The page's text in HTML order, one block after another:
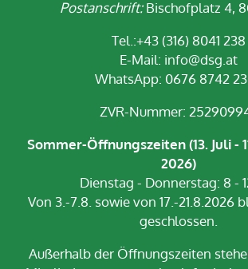
Postanschrift:Bischofplatz 4,
Tel.:+43 (316) 8041 238
E-Mail: info@dsg.at
WhatsApp: 0676 8742
ZVR-Nummer:
Sommer-Öffnungszeiten (13. Juli -
2026)
Dienstag - Donnerstag: 8 -
Von 3.-7.8. sowie von 17.-21.8.2026
geschlossen.
Außerhalb der Öffnungszeiten